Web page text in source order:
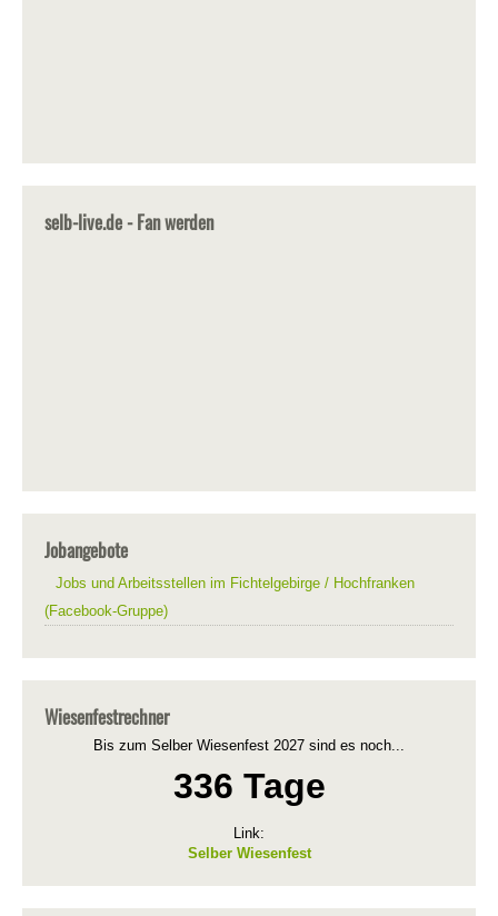
selb-live.de - Fan werden
Jobangebote
Jobs und Arbeitsstellen im Fichtelgebirge / Hochfranken
(Facebook-Gruppe)
Wiesenfestrechner
Bis zum Selber Wiesenfest 2027 sind es noch...
336 Tage
Link:
Selber Wiesenfest